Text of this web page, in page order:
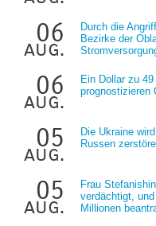
06
aug.
Durch die
Bezirke der
06
aug.
Ein Dollar zu
prognostizieren
05
aug.
Die Ukraine
Russen
05
aug.
Frau
verdächtigt,
Millionen